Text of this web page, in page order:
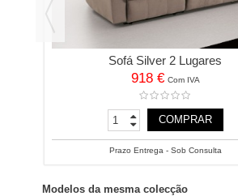
Sofá Silver 2 Lugares
918 € Com IVA
COMPRAR
Prazo Entrega - Sob Consulta
Modelos da mesma colecção